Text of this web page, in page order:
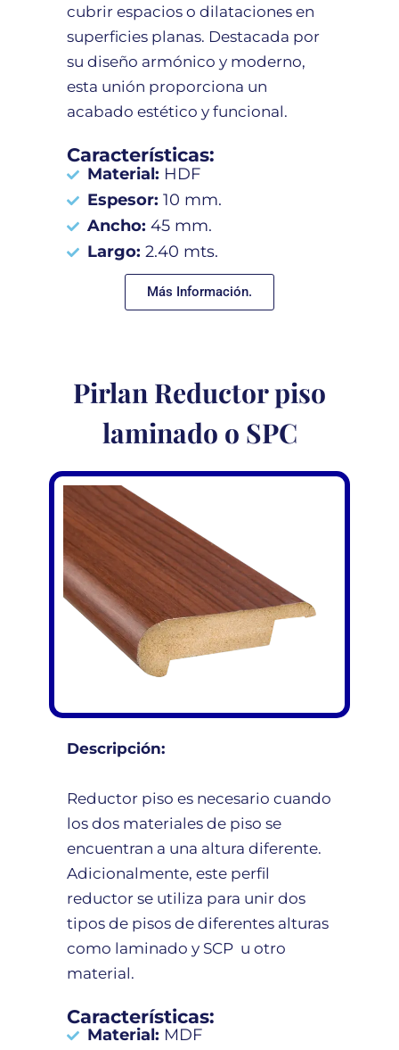
cubrir espacios o dilataciones en
superficies planas. Destacada por
su diseño armónico y moderno,
esta unión proporciona un
acabado estético y funcional.
Características:
Material: HDF
Espesor: 10 mm.
Ancho: 45 mm.
Largo: 2.40 mts.
Más Información.
Pirlan Reductor piso
laminado o SPC
Descripción:
Reductor piso es necesario cuando
los dos materiales de piso se
encuentran a una altura diferente.
Adicionalmente, este perfil
reductor se utiliza para unir dos
tipos de pisos de diferentes alturas
como laminado y SCP u otro
material.
Características:
Material: MDF